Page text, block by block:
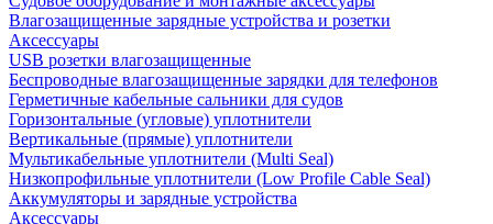
Влагозащищенные зарядные устройства и розетки
Аксессуары
USB розетки влагозащищенные
Беспроводные влагозащищенные зарядки для телефонов
Герметичные кабельные сальники для судов
Горизонтальные (угловые) уплотнители
Вертикальные (прямые) уплотнители
Мультикабельные уплотнители (Multi Seal)
Низкопрофильные уплотнители (Low Profile Cable Seal)
Аккумуляторы и зарядные устройства
Аксессуары